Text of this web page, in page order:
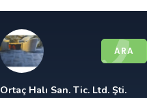
ARA
Ortaç Halı San. Tic. Ltd. Şti.